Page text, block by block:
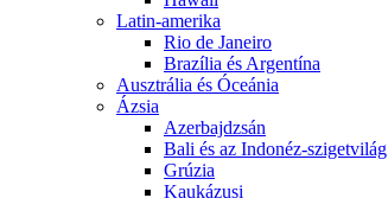
Latin-amerika
Rio de Janeiro
Brazília és Argentína
Ausztrália és Óceánia
Ázsia
Azerbajdzsán
Bali és az Indonéz-szigetvilág
Grúzia
Kaukázusi